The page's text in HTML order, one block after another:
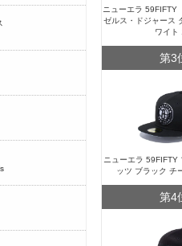
ニューエラ 59FIFTY
ゼルス・ドジャース
ワイト
第3
ニューエラ 59FIFTY
ッツ ブラック チ
第4